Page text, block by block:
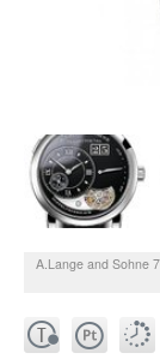
A.Lange and Sohne